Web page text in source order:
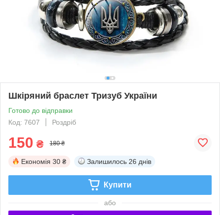
Шкіряний браслет Тризуб України
Готово до відправки
Код: 7607
Роздріб
150 ₴ 180 ₴
Економія 30 ₴ Залишилось 26 днів
Купити
або